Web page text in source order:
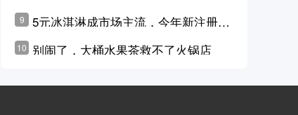
学林公布未来10年计划
9
5元冰淇淋成市场主流，今年新注册相
10 别闹了，大桶水果茶救不了火锅店